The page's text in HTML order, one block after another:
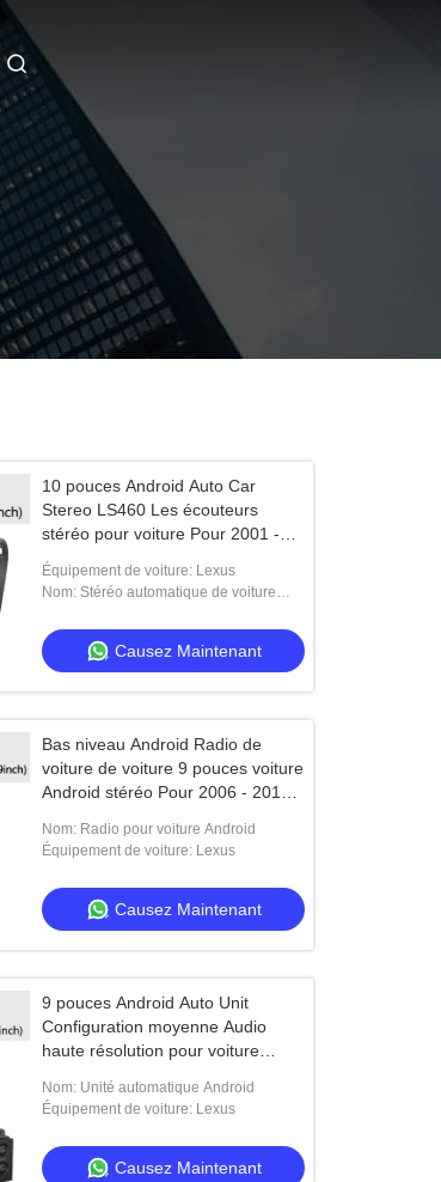
10 pouces Android Auto Car
Stereo LS460 Les écouteurs
stéréo pour voiture Pour 2001 -
2005
Équipement de voiture: Lexus
Nom: Stéréo automatique de voiture
Causez Maintenant
Bas niveau Android Radio de
voiture de voiture 9 pouces voiture
Android stéréo Pour 2006 - 2012
Nom: Radio pour voiture Android
Équipement de voiture: Lexus
Causez Maintenant
9 pouces Android Auto Unit
Configuration moyenne Audio
haute résolution pour voiture
LX570
Nom: Unité automatique Android
Équipement de voiture: Lexus
Causez Maintenant